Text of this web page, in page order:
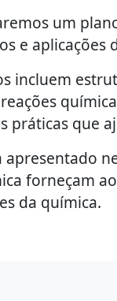
um
e aplicações
incluem
práticas que
apresentado
forneçam
da química.